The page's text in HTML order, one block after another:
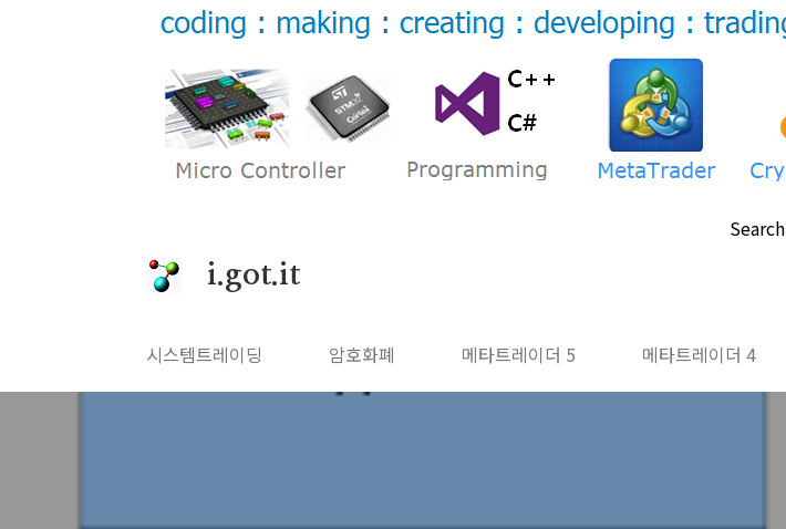
Search
i.got.it
시스템트레이딩 암호화폐 메타트레이더 5 메타트레이더 4